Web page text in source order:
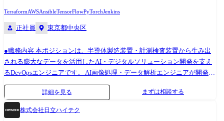
的な兼務/出向をいただく場合がございます。 ●配属組織 ・グループAI本
る役割の組織で、全体で150名ほどが在籍しています。立場に関わらず意
見を伝え合う風通しの良い社風です。また、主体的な言動や意志を尊重
し裁量ある働き方ができる環境であり、成長意欲がある方には組織とし
て全面的にバックアップする環境です。コミュニケーションを大切に
し、部を跨いだ定期的なイベントや、メンターや管理職との定期的な
1on1を行っています。 ・上記本部内に、各事業会社の支援部隊(CoE)を
組成しており、パーソルグループの社内ITおよびDX推進の中核を担う部
TerraformAWSAnsibleTensorFlowPyTorchJenkins
正社員 東京都中央区
●職務内容 本ポジションは、半導体製造装置・計測検査装置から生み出
される膨大なデータを活用したAI・デジタルソリューション開発を支え
るDevOpsエンジニアです。 AI画像処理・データ解析エンジニアが開発す
るモデルやソリューションを、 「安定して・安全に・継続的に使える形
で現場に届ける」ための基盤づくり・運用を担っていただきます。 クラ
ウド前提のDevOpsとは異なり、オンプレミス/GPUサーバー環境を中心と
した、半導体業界特有の制約下でのAI基盤整備が特徴です。 ●職務詳細
詳細を見る まずは相談する
株式会社日立ハイテク